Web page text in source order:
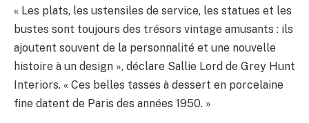
« Les plats, les ustensiles de service, les statues et les
bustes sont toujours des trésors vintage amusants : ils
ajoutent souvent de la personnalité et une nouvelle
histoire à un design », déclare Sallie Lord de Grey Hunt
Interiors. « Ces belles tasses à dessert en porcelaine
fine datent de Paris des années 1950. »